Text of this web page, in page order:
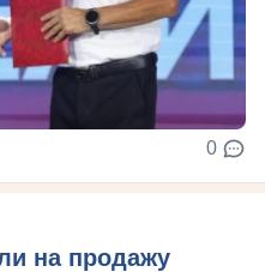
0
на продажу